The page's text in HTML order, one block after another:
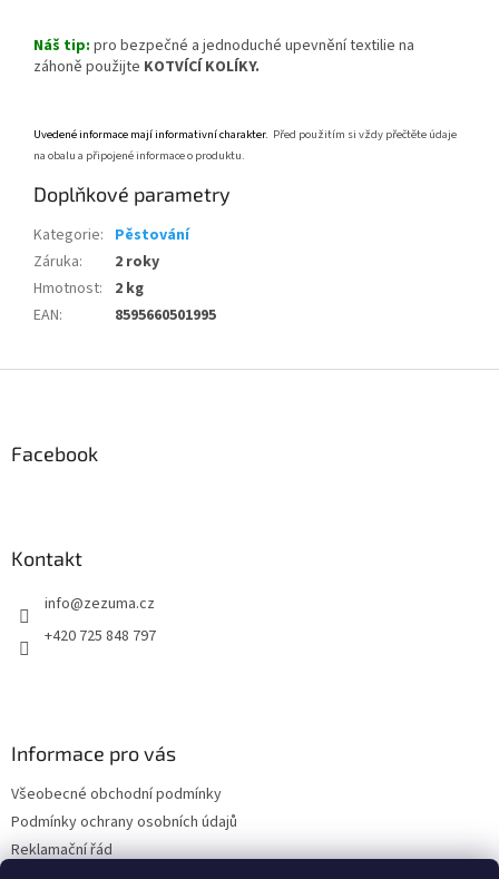
Náš tip: pro bezpečné a jednoduché upevnění textilie na
záhoně použijte KOTVÍCÍ KOLÍKY.
Uvedené informace mají informativní charakter. Před použitím si vždy přečtěte údaje
na obalu a připojené informace o produktu.
Doplňkové parametry
Kategorie: Pěstování
Záruka:
2 roky
Hmotnost:
2 kg
EAN: 8595660501995
Facebook
Kontakt
info@zezuma.cz
+420 725 848 797
Informace pro vás
Všeobecné obchodní podmínky
Podmínky ochrany osobních údajů
Reklamační řád